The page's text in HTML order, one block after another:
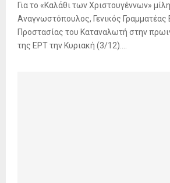
Για το «Καλάθι των Χριστουγέννων»
Αναγνωστόπουλος, Γενικός Γραμματέας
Προστασίας του Καταναλωτή στην
της ΕΡΤ την Κυριακή (3/12)....